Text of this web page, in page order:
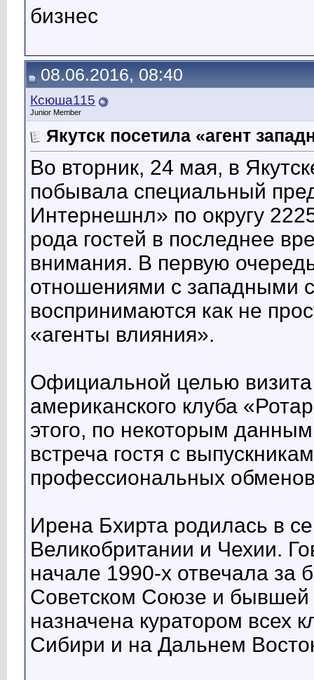
бизнес
08.06.2016, 08:40
Ксюша115
Junior Member
Якутск посетила «агент
Во вторник, 24 мая, в
побывала специальный
Интернешнл» по округу
рода гостей в последнее
внимания. В первую
отношениями с западными
воспринимаются как не
«агенты влияния».
Официальной целью
американского клуба
этого, по некоторым
встреча гостя с
профессиональных
Ирена Бхирта родилась в
Великобритании и Чехии.
начале 1990-х отвечала за
Советском Союзе и бывшей
назначена куратором всех
Сибири и на Дальнем